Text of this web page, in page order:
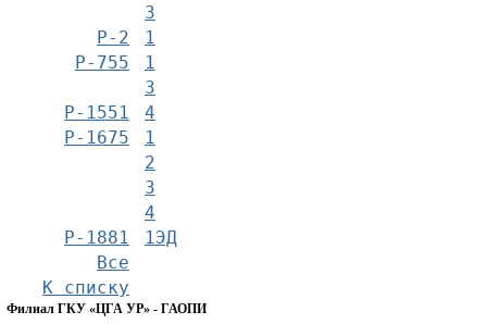
3
Р-2
1
Р-755
1
3
Р-1551
4
Р-1675
1
2
3
4
Р-1881
1ЭД
Все
К списку
Филиал ГКУ «ЦГА УР» - ГАОПИ